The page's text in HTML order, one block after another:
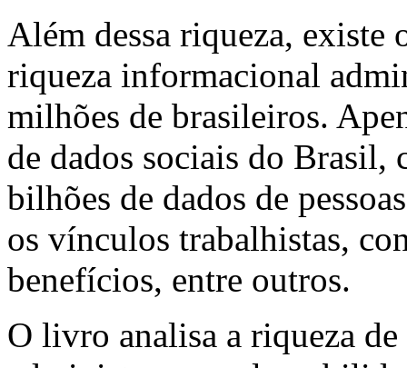
Além dessa riqueza, existe
riqueza informacional
milhões de brasileiros.
de dados sociais do Brasil,
bilhões de dados de
os vínculos trabalhistas,
benefícios, entre outros.
O livro analisa a riqueza